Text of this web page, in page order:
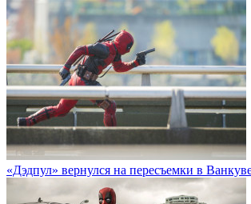
«Дэдпул» вернулся на пересъемки в